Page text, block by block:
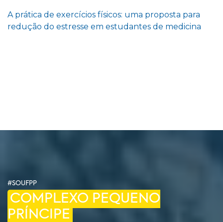
A prática de exercícios físicos: uma proposta para
redução do estresse em estudantes de medicina
#SOUFPP
COMPLEXO PEQUENO
PRÍNCIPE